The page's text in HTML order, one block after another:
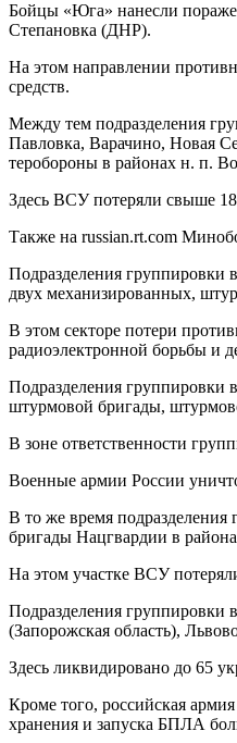
Бойцы «Юга» нанесли
Степановка (ДНР).
На этом направлении
средств.
Между тем подразделения
Павловка, Варачино, Новая
теробороны в районах н. п.
Здесь ВСУ потеряли свыше
Также на russian.rt.com
Подразделения
двух механизированных,
В этом секторе потери
радиоэлектронной борьбы и
Подразделения группировки
штурмовой бригады,
В зоне ответственности
Военные армии России
В то же время
бригады Нацгвардии в
На этом участке ВСУ
Подразделения группировки
(Запорожская область),
Здесь ликвидировано до 65
Кроме того, российская
хранения и запуска БПЛА